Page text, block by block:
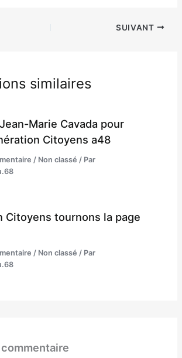
SUIVANT
similaires
Marie Cavada pour
Citoyens a48
/ Non classé / Par
Citoyens tournons la page
/ Non classé / Par